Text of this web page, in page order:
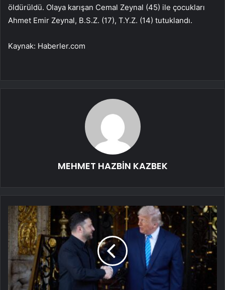
öldürüldü. Olaya karışan Cemal Zeynal (45) ile çocukları
Ahmet Emir Zeynal, B.S.Z. (17), T.Y.Z. (14) tutuklandı.
Kaynak: Haberler.com
MEHMET HAZBİN KAZBEK